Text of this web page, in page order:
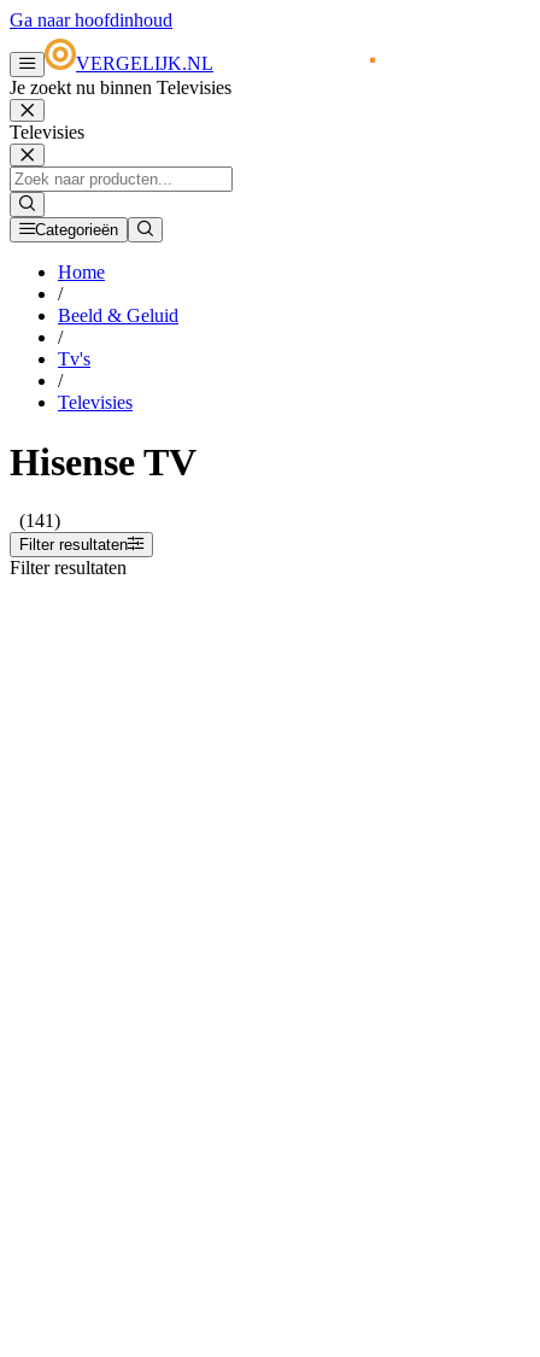
Ga naar hoofdinhoud
VERGELIJK.NL
Je zoekt nu binnen Televisies
Televisies
Categorieën
Home
/
Beeld & Geluid
/
Tv's
/
Televisies
Hisense TV
(141)
Filter resultaten
Filter resultaten